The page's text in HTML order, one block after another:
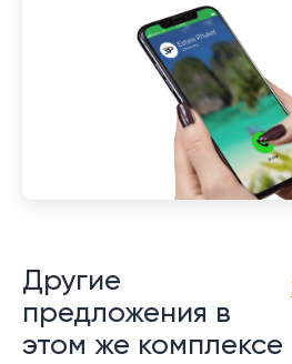
Другие
предложения в
этом же комплексе